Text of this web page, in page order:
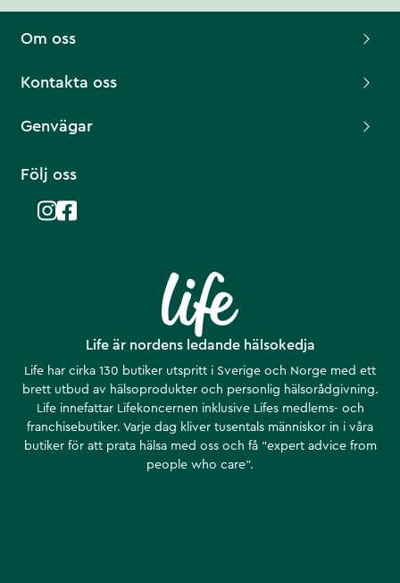
Life är nordens ledande hälsokedja
Life har cirka 130 butiker utspritt i Sverige och Norge med ett
brett utbud av hälsoprodukter och personlig hälsorådgivning.
Life innefattar Lifekoncernen inklusive Lifes medlems- och
franchisebutiker. Varje dag kliver tusentals människor in i våra
butiker för att prata hälsa med oss och få ”expert advice from
people who care”.
Om oss
Kontakta oss
Genvägar
Följ oss